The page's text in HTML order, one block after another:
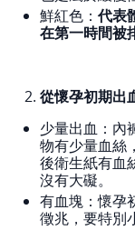
鮮紅色： 代表
在第一時間被
從懷孕初期出
少量出血：內
物有少量血絲
後衛生紙有血
沒有大礙。
有血塊：懷孕
徵兆，要特別